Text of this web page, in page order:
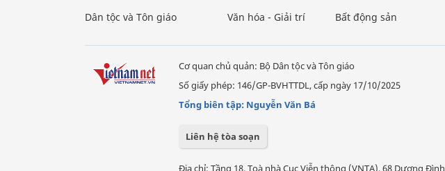
Dân tộc và Tôn giáo Văn hóa - Giải trí Bất động sản
Cơ quan chủ quản: Bộ Dân tộc và Tôn giáo
Số giấy phép: 146/GP-BVHTTDL, cấp ngày 17/10/2025
Tổng biên tập: Nguyễn Văn Bá
Liên hệ tòa soạn
Địa chỉ: Tầng 18, Toà nhà Cục Viễn thông (VNTA), 68 Dương Đình